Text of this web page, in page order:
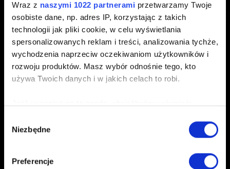
Wraz z naszymi 1022 partnerami przetwarzamy Twoje
osobiste dane, np. adres IP, korzystając z takich
technologii jak pliki cookie, w celu wyświetlania
spersonalizowanych reklam i treści, analizowania tychże,
wychodzenia naprzeciw oczekiwaniom użytkowników i
rozwoju produktów. Masz wybór odnośnie tego, kto
używa Twoich danych i w jakich celach to robi.
geograficznej z dokładnością nawet do kilku metrów
analizując charakteryzującego je zbiory danych
(fingerprinting, czyli wirtualny odcisk palca)
zgody
Niezbędne
Preferencje
Jeśli gra się zawiesza lub natrafiasz na problemy z
wydajnością, upewnij się, że masz zainstalowane
najnowsze sterowniki graficzne.
Możesz je znaleźć tutaj: NVIDIA,AMD, Intel